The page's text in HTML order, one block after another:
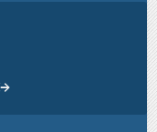
→